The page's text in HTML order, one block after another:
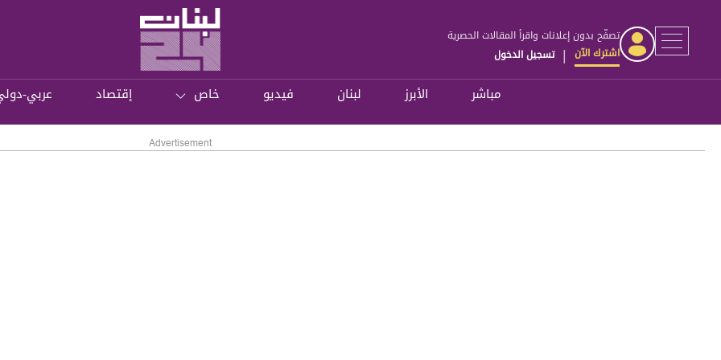
تصفّح بدون إعلانات واقرأ المقالات الحصرية
اشترك الآن | تسجيل الدخول
مباشر الأبرز لبنان فيديو خاص إقتصاد عربي-
Advertisement